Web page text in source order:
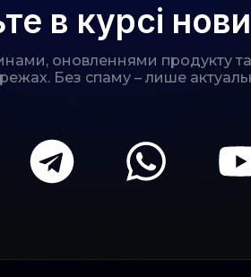
в курсі
оновленнями продукту
Без спаму – лише